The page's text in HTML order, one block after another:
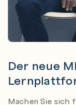
Der neue
Machen Sie sich